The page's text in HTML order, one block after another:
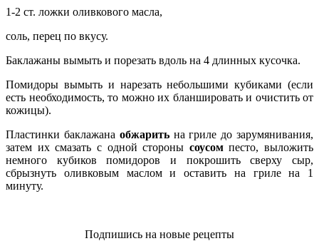
1-2 ст. ложки оливкового масла,
соль, перец по вкусу.
Баклажаны вымыть и порезать вдоль на 4 длинных кусочка.
Помидоры вымыть и нарезать небольшими кубиками (если
есть необходимость, то можно их бланшировать и очистить от
кожицы).
Пластинки баклажана обжаритьна гриле до зарумянивания,
затем их смазать с одной стороны соусомпесто, выложить
немного кубиков помидоров и покрошить сверху сыр,
сбрызнуть оливковым маслом и оставить на гриле на 1
минуту.
Подпишись на новые рецепты